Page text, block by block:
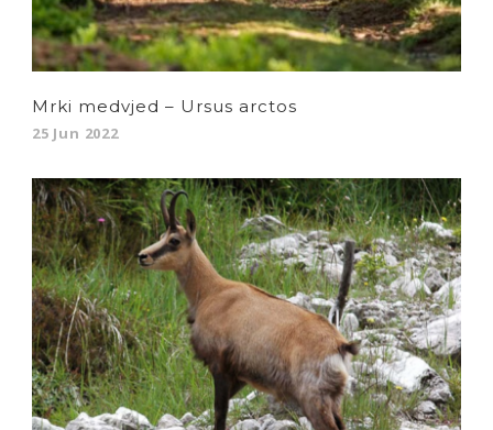
Mrki medvjed – Ursus arctos
25 Jun 2022